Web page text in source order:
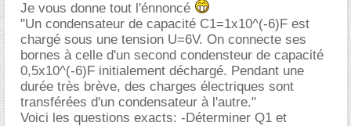
Je vous donne tout l'énnoncé
"Un condensateur de capacité C1=1x10^(-6)F est
chargé sous une tension U=6V. On connecte ses
bornes à celle d'un second condensteur de capacité
0,5x10^(-6)F initialement déchargé. Pendant une
durée très brève, des charges électriques sont
transférées d'un condensateur à l'autre."
Voici les questions exacts: -Déterminer Q1 et